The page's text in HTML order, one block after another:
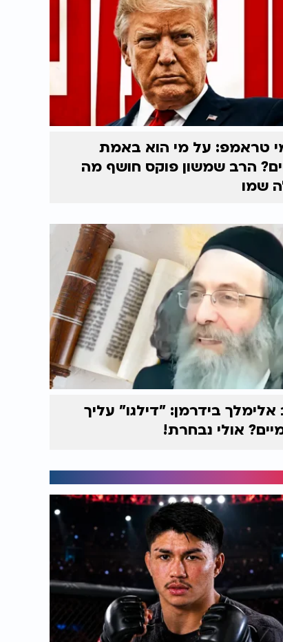
טראמפ: על מי הוא באמת
הרב שמשון פוקס חושף מה
שמו
אלימלך בידרמן: "דילגו" עליך
אולי נבחרת!